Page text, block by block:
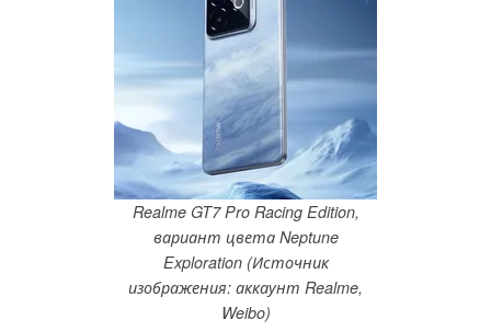
Realme GT7 Pro Racing Edition,
вариант цвета Neptune
Exploration (Источник
изображения: аккаунт Realme,
Weibo)